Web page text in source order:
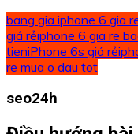
bang gia iphone 6 gia
giá rẻiphone 6 gia re
tieniPhone 6s giá rẻ
re mua o dau tot
seo24h